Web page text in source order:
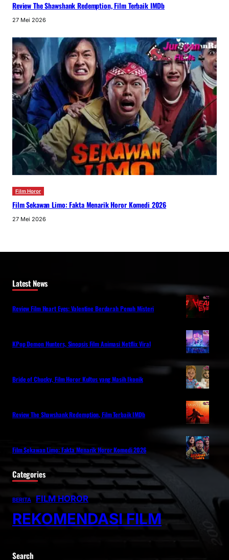
Review The Shawshank Redemption, Film Terbaik IMDb
27 Mei 2026
Film Horor
Film Sekawan Limo: Fakta Menarik Horor Komedi 2026
27 Mei 2026
Latest News
Review Film Heart Eyes: Valentine Berdarah Penuh Misteri
KPop Demon Hunters, Sinopsis Film Animasi Netflix Viral
Bride of Chucky, Film Horor Kultus yang Masih Ikonik
Review The Shawshank Redemption, Film Terbaik IMDb
Film Sekawan Limo: Fakta Menarik Horor Komedi 2026
Categories
BERITA FILM HOROR
REKOMENDASI FILM
Search